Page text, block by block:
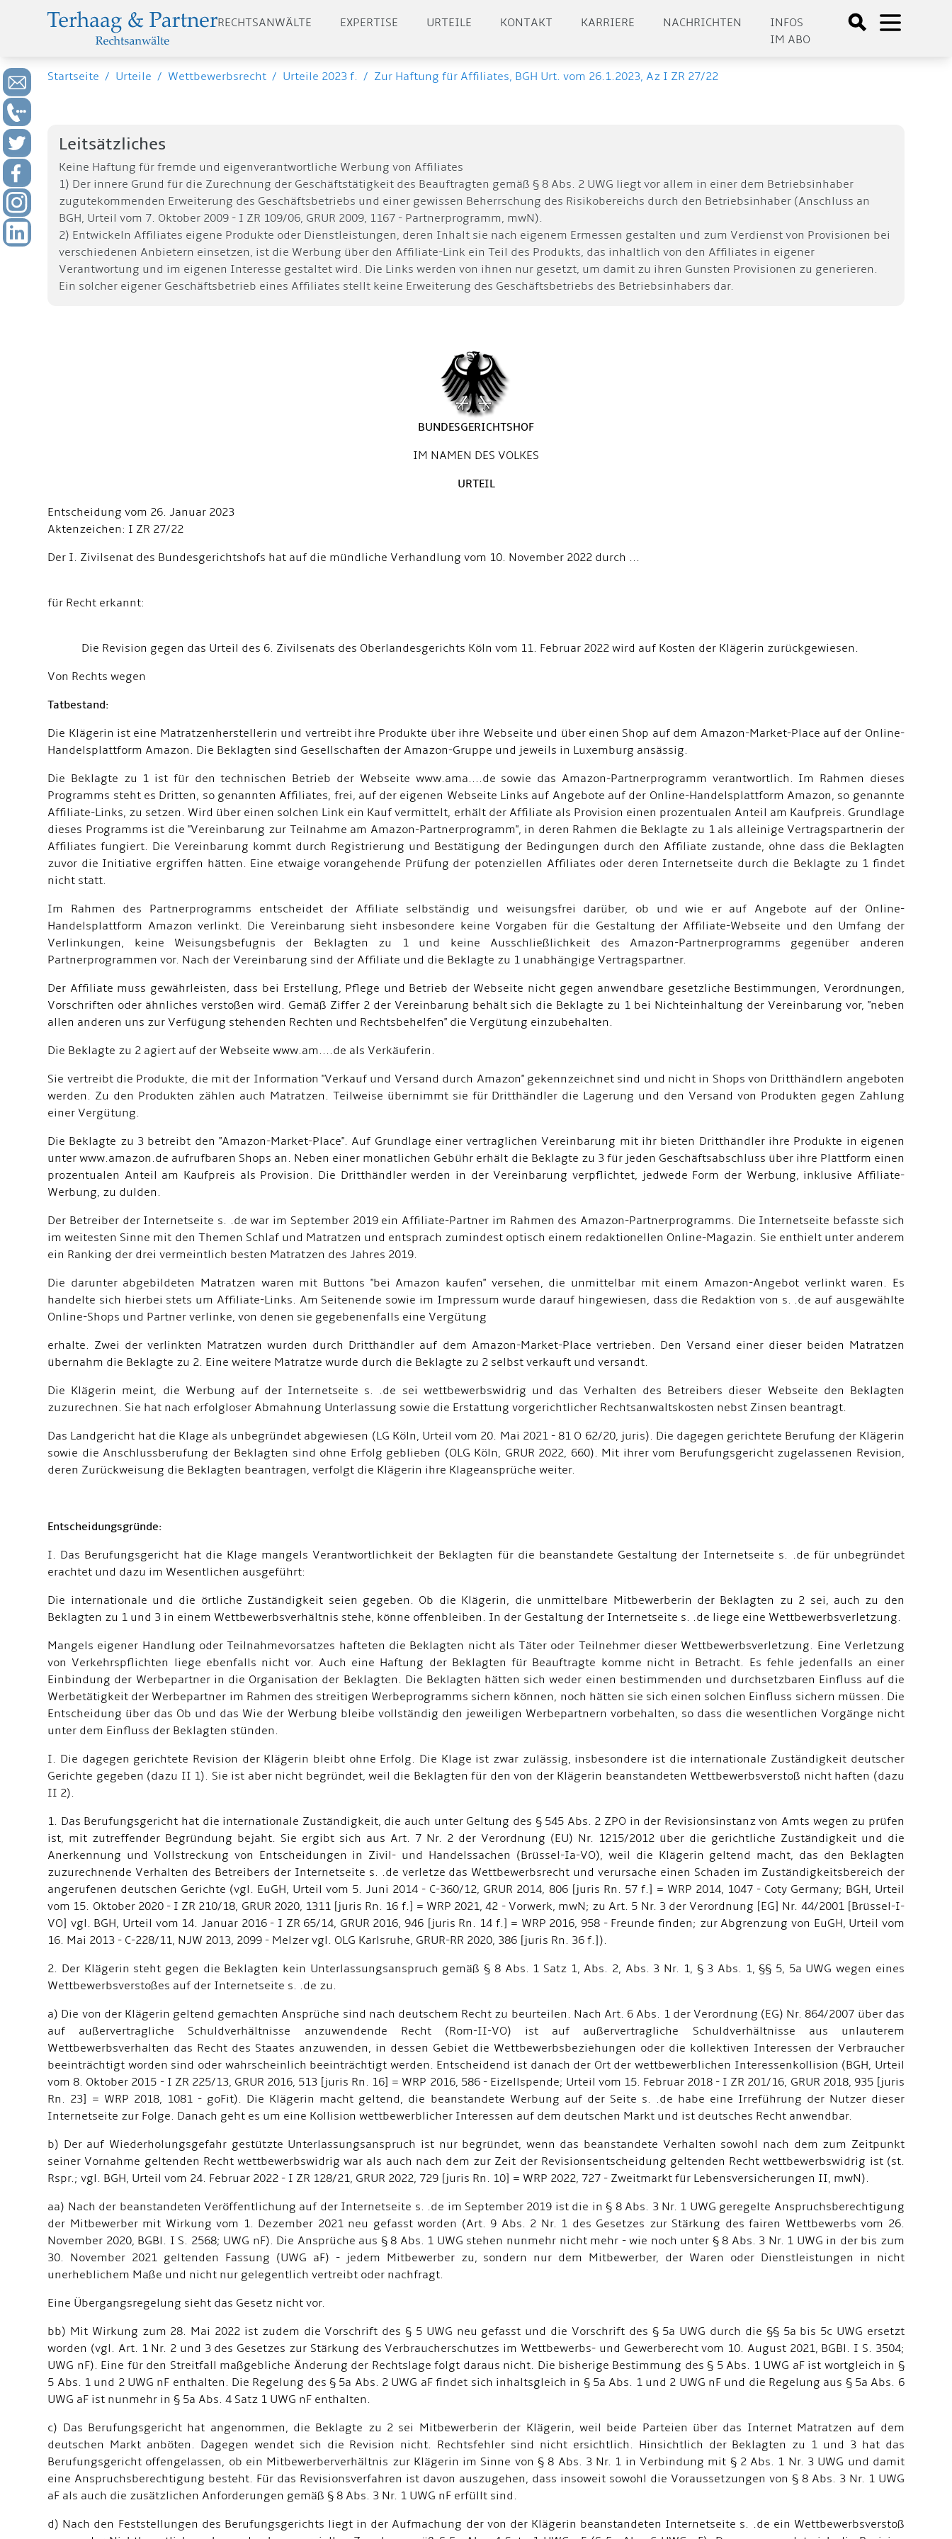
RECHTSANWÄLTE EXPERTISE URTEILE KONTAKT KARRIERE NACHRICHTEN
INFOS
IM ABO
Startseite / Urteile / Wettbewerbsrecht / Urteile 2023 f. / Zur Haftung für Affiliates, BGH Urt. vom 26.1.2023, Az I ZR 27/22
Leitsätzliches
Keine Haftung für fremde und eigenverantwortliche Werbung von Affiliates
1) Der innere Grund für die Zurechnung der Geschäftstätigkeit des Beauftragten gemäß § 8 Abs. 2 UWG liegt vor allem in einer dem Betriebsinhaber
zugutekommenden Erweiterung des Geschäftsbetriebs und einer gewissen Beherrschung des Risikobereichs durch den Betriebsinhaber (Anschluss an
BGH, Urteil vom 7. Oktober 2009 - I ZR 109/06, GRUR 2009, 1167 - Partnerprogramm, mwN).
2) Entwickeln Affiliates eigene Produkte oder Dienstleistungen, deren Inhalt sie nach eigenem Ermessen gestalten und zum Verdienst von Provisionen bei
verschiedenen Anbietern einsetzen, ist die Werbung über den Affiliate-Link ein Teil des Produkts, das inhaltlich von den Affiliates in eigener
Verantwortung und im eigenen Interesse gestaltet wird. Die Links werden von ihnen nur gesetzt, um damit zu ihren Gunsten Provisionen zu generieren.
Ein solcher eigener Geschäftsbetrieb eines Affiliates stellt keine Erweiterung des Geschäftsbetriebs des Betriebsinhabers dar.
BUNDESGERICHTSHOF
IM NAMEN DES VOLKES
URTEIL
Entscheidung vom 26. Januar 2023
Aktenzeichen: I ZR 27/22
Der I. Zivilsenat des Bundesgerichtshofs hat auf die mündliche Verhandlung vom 10. November 2022 durch ...
für Recht erkannt:
Die Revision gegen das Urteil des 6. Zivilsenats des Oberlandesgerichts Köln vom 11. Februar 2022 wird auf Kosten der Klägerin zurückgewiesen.
Von Rechts wegen
Tatbestand:
Die Klägerin ist eine Matratzenherstellerin und vertreibt ihre Produkte über ihre Webseite und über einen Shop auf dem Amazon-Market-Place auf der Online-
Handelsplattform Amazon. Die Beklagten sind Gesellschaften der Amazon-Gruppe und jeweils in Luxemburg ansässig.
Die Beklagte zu 1 ist für den technischen Betrieb der Webseite www.ama....de sowie das Amazon-Partnerprogramm verantwortlich. Im Rahmen dieses
Programms steht es Dritten, so genannten Affiliates, frei, auf der eigenen Webseite Links auf Angebote auf der Online-Handelsplattform Amazon, so genannte
Affiliate-Links, zu setzen. Wird über einen solchen Link ein Kauf vermittelt, erhält der Affiliate als Provision einen prozentualen Anteil am Kaufpreis. Grundlage
dieses Programms ist die "Vereinbarung zur Teilnahme am Amazon-Partnerprogramm", in deren Rahmen die Beklagte zu 1 als alleinige Vertragspartnerin der
Affiliates fungiert. Die Vereinbarung kommt durch Registrierung und Bestätigung der Bedingungen durch den Affiliate zustande, ohne dass die Beklagten
zuvor die Initiative ergriffen hätten. Eine etwaige vorangehende Prüfung der potenziellen Affiliates oder deren Internetseite durch die Beklagte zu 1 findet
nicht statt.
Im Rahmen des Partnerprogramms entscheidet der Affiliate selbständig und weisungsfrei darüber, ob und wie er auf Angebote auf der Online-
Handelsplattform Amazon verlinkt. Die Vereinbarung sieht insbesondere keine Vorgaben für die Gestaltung der Affiliate-Webseite und den Umfang der
Verlinkungen, keine Weisungsbefugnis der Beklagten zu 1 und keine Ausschließlichkeit des Amazon-Partnerprogramms gegenüber anderen
Partnerprogrammen vor. Nach der Vereinbarung sind der Affiliate und die Beklagte zu 1 unabhängige Vertragspartner.
Der Affiliate muss gewährleisten, dass bei Erstellung, Pflege und Betrieb der Webseite nicht gegen anwendbare gesetzliche Bestimmungen, Verordnungen,
Vorschriften oder ähnliches verstoßen wird. Gemäß Ziffer 2 der Vereinbarung behält sich die Beklagte zu 1 bei Nichteinhaltung der Vereinbarung vor, "neben
allen anderen uns zur Verfügung stehenden Rechten und Rechtsbehelfen" die Vergütung einzubehalten.
Die Beklagte zu 2 agiert auf der Webseite www.am....de als Verkäuferin.
Sie vertreibt die Produkte, die mit der Information "Verkauf und Versand durch Amazon" gekennzeichnet sind und nicht in Shops von Dritthändlern angeboten
werden. Zu den Produkten zählen auch Matratzen. Teilweise übernimmt sie für Dritthändler die Lagerung und den Versand von Produkten gegen Zahlung
einer Vergütung.
Die Beklagte zu 3 betreibt den "Amazon-Market-Place". Auf Grundlage einer vertraglichen Vereinbarung mit ihr bieten Dritthändler ihre Produkte in eigenen
unter www.amazon.de aufrufbaren Shops an. Neben einer monatlichen Gebühr erhält die Beklagte zu 3 für jeden Geschäftsabschluss über ihre Plattform einen
prozentualen Anteil am Kaufpreis als Provision. Die Dritthändler werden in der Vereinbarung verpflichtet, jedwede Form der Werbung, inklusive Affiliate-
Werbung, zu dulden.
Der Betreiber der Internetseite s. .de war im September 2019 ein Affiliate-Partner im Rahmen des Amazon-Partnerprogramms. Die Internetseite befasste sich
im weitesten Sinne mit den Themen Schlaf und Matratzen und entsprach zumindest optisch einem redaktionellen Online-Magazin. Sie enthielt unter anderem
ein Ranking der drei vermeintlich besten Matratzen des Jahres 2019.
Die darunter abgebildeten Matratzen waren mit Buttons "bei Amazon kaufen" versehen, die unmittelbar mit einem Amazon-Angebot verlinkt waren. Es
handelte sich hierbei stets um Affiliate-Links. Am Seitenende sowie im Impressum wurde darauf hingewiesen, dass die Redaktion von s. .de auf ausgewählte
Online-Shops und Partner verlinke, von denen sie gegebenenfalls eine Vergütung
erhalte. Zwei der verlinkten Matratzen wurden durch Dritthändler auf dem Amazon-Market-Place vertrieben. Den Versand einer dieser beiden Matratzen
übernahm die Beklagte zu 2. Eine weitere Matratze wurde durch die Beklagte zu 2 selbst verkauft und versandt.
Die Klägerin meint, die Werbung auf der Internetseite s. .de sei wettbewerbswidrig und das Verhalten des Betreibers dieser Webseite den Beklagten
zuzurechnen. Sie hat nach erfolgloser Abmahnung Unterlassung sowie die Erstattung vorgerichtlicher Rechtsanwaltskosten nebst Zinsen beantragt.
Das Landgericht hat die Klage als unbegründet abgewiesen (LG Köln, Urteil vom 20. Mai 2021 - 81 O 62/20, juris). Die dagegen gerichtete Berufung der Klägerin
sowie die Anschlussberufung der Beklagten sind ohne Erfolg geblieben (OLG Köln, GRUR 2022, 660). Mit ihrer vom Berufungsgericht zugelassenen Revision,
deren Zurückweisung die Beklagten beantragen, verfolgt die Klägerin ihre Klageansprüche weiter.
Entscheidungsgründe:
I. Das Berufungsgericht hat die Klage mangels Verantwortlichkeit der Beklagten für die beanstandete Gestaltung der Internetseite s. .de für unbegründet
erachtet und dazu im Wesentlichen ausgeführt:
Die internationale und die örtliche Zuständigkeit seien gegeben. Ob die Klägerin, die unmittelbare Mitbewerberin der Beklagten zu 2 sei, auch zu den
Beklagten zu 1 und 3 in einem Wettbewerbsverhältnis stehe, könne offenbleiben. In der Gestaltung der Internetseite s. .de liege eine Wettbewerbsverletzung.
Mangels eigener Handlung oder Teilnahmevorsatzes hafteten die Beklagten nicht als Täter oder Teilnehmer dieser Wettbewerbsverletzung. Eine Verletzung
von Verkehrspflichten liege ebenfalls nicht vor. Auch eine Haftung der Beklagten für Beauftragte komme nicht in Betracht. Es fehle jedenfalls an einer
Einbindung der Werbepartner in die Organisation der Beklagten. Die Beklagten hätten sich weder einen bestimmenden und durchsetzbaren Einfluss auf die
Werbetätigkeit der Werbepartner im Rahmen des streitigen Werbeprogramms sichern können, noch hätten sie sich einen solchen Einfluss sichern müssen. Die
Entscheidung über das Ob und das Wie der Werbung bleibe vollständig den jeweiligen Werbepartnern vorbehalten, so dass die wesentlichen Vorgänge nicht
unter dem Einfluss der Beklagten stünden.
I. Die dagegen gerichtete Revision der Klägerin bleibt ohne Erfolg. Die Klage ist zwar zulässig, insbesondere ist die internationale Zuständigkeit deutscher
Gerichte gegeben (dazu II 1). Sie ist aber nicht begründet, weil die Beklagten für den von der Klägerin beanstandeten Wettbewerbsverstoß nicht haften (dazu
II 2).
1. Das Berufungsgericht hat die internationale Zuständigkeit, die auch unter Geltung des § 545 Abs. 2 ZPO in der Revisionsinstanz von Amts wegen zu prüfen
ist, mit zutreffender Begründung bejaht. Sie ergibt sich aus Art. 7 Nr. 2 der Verordnung (EU) Nr. 1215/2012 über die gerichtliche Zuständigkeit und die
Anerkennung und Vollstreckung von Entscheidungen in Zivil- und Handelssachen (Brüssel-Ia-VO), weil die Klägerin geltend macht, das den Beklagten
zuzurechnende Verhalten des Betreibers der Internetseite s. .de verletze das Wettbewerbsrecht und verursache einen Schaden im Zuständigkeitsbereich der
angerufenen deutschen Gerichte (vgl. EuGH, Urteil vom 5. Juni 2014 - C-360/12, GRUR 2014, 806 [juris Rn. 57 f.] = WRP 2014, 1047 - Coty Germany; BGH, Urteil
vom 15. Oktober 2020 - I ZR 210/18, GRUR 2020, 1311 [juris Rn. 16 f.] = WRP 2021, 42 - Vorwerk, mwN; zu Art. 5 Nr. 3 der Verordnung [EG] Nr. 44/2001 [Brüssel-I-
VO] vgl. BGH, Urteil vom 14. Januar 2016 - I ZR 65/14, GRUR 2016, 946 [juris Rn. 14 f.] = WRP 2016, 958 - Freunde finden; zur Abgrenzung von EuGH, Urteil vom
16. Mai 2013 - C-228/11, NJW 2013, 2099 - Melzer vgl. OLG Karlsruhe, GRUR-RR 2020, 386 [juris Rn. 36 f.]).
2. Der Klägerin steht gegen die Beklagten kein Unterlassungsanspruch gemäß § 8 Abs. 1 Satz 1, Abs. 2, Abs. 3 Nr. 1, § 3 Abs. 1, §§ 5, 5a UWG wegen eines
Wettbewerbsverstoßes auf der Internetseite s. .de zu.
a) Die von der Klägerin geltend gemachten Ansprüche sind nach deutschem Recht zu beurteilen. Nach Art. 6 Abs. 1 der Verordnung (EG) Nr. 864/2007 über das
auf außervertragliche Schuldverhältnisse anzuwendende Recht (Rom-II-VO) ist auf außervertragliche Schuldverhältnisse aus unlauterem
Wettbewerbsverhalten das Recht des Staates anzuwenden, in dessen Gebiet die Wettbewerbsbeziehungen oder die kollektiven Interessen der Verbraucher
beeinträchtigt worden sind oder wahrscheinlich beeinträchtigt werden. Entscheidend ist danach der Ort der wettbewerblichen Interessenkollision (BGH, Urteil
vom 8. Oktober 2015 - I ZR 225/13, GRUR 2016, 513 [juris Rn. 16] = WRP 2016, 586 - Eizellspende; Urteil vom 15. Februar 2018 - I ZR 201/16, GRUR 2018, 935 [juris
Rn. 23] = WRP 2018, 1081 - goFit). Die Klägerin macht geltend, die beanstandete Werbung auf der Seite s. .de habe eine Irreführung der Nutzer dieser
Internetseite zur Folge. Danach geht es um eine Kollision wettbewerblicher Interessen auf dem deutschen Markt und ist deutsches Recht anwendbar.
b) Der auf Wiederholungsgefahr gestützte Unterlassungsanspruch ist nur begründet, wenn das beanstandete Verhalten sowohl nach dem zum Zeitpunkt
seiner Vornahme geltenden Recht wettbewerbswidrig war als auch nach dem zur Zeit der Revisionsentscheidung geltenden Recht wettbewerbswidrig ist (st.
Rspr.; vgl. BGH, Urteil vom 24. Februar 2022 - I ZR 128/21, GRUR 2022, 729 [juris Rn. 10] = WRP 2022, 727 - Zweitmarkt für Lebensversicherungen II, mwN).
aa) Nach der beanstandeten Veröffentlichung auf der Internetseite s. .de im September 2019 ist die in § 8 Abs. 3 Nr. 1 UWG geregelte Anspruchsberechtigung
der Mitbewerber mit Wirkung vom 1. Dezember 2021 neu gefasst worden (Art. 9 Abs. 2 Nr. 1 des Gesetzes zur Stärkung des fairen Wettbewerbs vom 26.
November 2020, BGBl. I S. 2568; UWG nF). Die Ansprüche aus § 8 Abs. 1 UWG stehen nunmehr nicht mehr - wie noch unter § 8 Abs. 3 Nr. 1 UWG in der bis zum
30. November 2021 geltenden Fassung (UWG aF) - jedem Mitbewerber zu, sondern nur dem Mitbewerber, der Waren oder Dienstleistungen in nicht
unerheblichem Maße und nicht nur gelegentlich vertreibt oder nachfragt.
Eine Übergangsregelung sieht das Gesetz nicht vor.
bb) Mit Wirkung zum 28. Mai 2022 ist zudem die Vorschrift des § 5 UWG neu gefasst und die Vorschrift des § 5a UWG durch die §§ 5a bis 5c UWG ersetzt
worden (vgl. Art. 1 Nr. 2 und 3 des Gesetzes zur Stärkung des Verbraucherschutzes im Wettbewerbs- und Gewerberecht vom 10. August 2021, BGBl. I S. 3504;
UWG nF). Eine für den Streitfall maßgebliche Änderung der Rechtslage folgt daraus nicht. Die bisherige Bestimmung des § 5 Abs. 1 UWG aF ist wortgleich in §
5 Abs. 1 und 2 UWG nF enthalten. Die Regelung des § 5a Abs. 2 UWG aF findet sich inhaltsgleich in § 5a Abs. 1 und 2 UWG nF und die Regelung aus § 5a Abs. 6
UWG aF ist nunmehr in § 5a Abs. 4 Satz 1 UWG nF enthalten.
c) Das Berufungsgericht hat angenommen, die Beklagte zu 2 sei Mitbewerberin der Klägerin, weil beide Parteien über das Internet Matratzen auf dem
deutschen Markt anböten. Dagegen wendet sich die Revision nicht. Rechtsfehler sind nicht ersichtlich. Hinsichtlich der Beklagten zu 1 und 3 hat das
Berufungsgericht offengelassen, ob ein Mitbewerberverhältnis zur Klägerin im Sinne von § 8 Abs. 3 Nr. 1 in Verbindung mit § 2 Abs. 1 Nr. 3 UWG und damit
eine Anspruchsberechtigung besteht. Für das Revisionsverfahren ist davon auszugehen, dass insoweit sowohl die Voraussetzungen von § 8 Abs. 3 Nr. 1 UWG
aF als auch die zusätzlichen Anforderungen gemäß § 8 Abs. 3 Nr. 1 UWG nF erfüllt sind.
d) Nach den Feststellungen des Berufungsgerichts liegt in der Aufmachung der von der Klägerin beanstandeten Internetseite s. .de ein Wettbewerbsverstoß